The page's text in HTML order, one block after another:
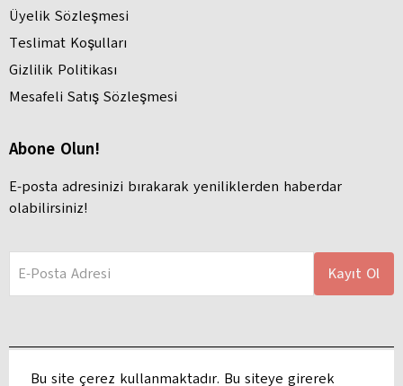
Bu site çerez kullanmaktadır. Bu siteye girerek
Üyelik Sözleşmesi
Teslimat Koşulları
Gizlilik Politikası
Mesafeli Satış Sözleşmesi
Abone Olun!
E-posta adresinizi bırakarak yeniliklerden haberdar
olabilirsiniz!
E-Posta Adresi Kayıt Ol